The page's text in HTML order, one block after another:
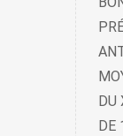
DU
DE